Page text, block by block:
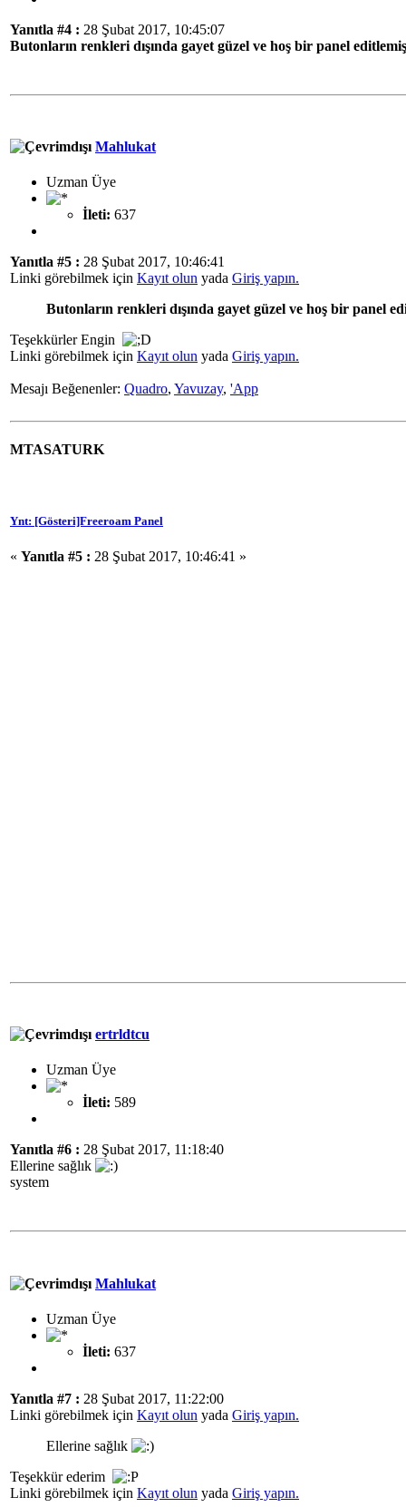
Yanıtla #4 : 28 Şubat 2017, 10:45:07
Butonların renkleri dışında gayet güzel ve hoş bir panel
Mahlukat
Uzman Üye
İleti: 637
Yanıtla #5 : 28 Şubat 2017, 10:46:41
Linki görebilmek için Kayıt olun yada Giriş yapın.
Butonların renkleri dışında gayet güzel ve hoş bir panel
Teşekkürler Engin
Linki görebilmek için Kayıt olun yada Giriş yapın.
Mesajı Beğenenler: Quadro, Yavuzay, 'App
MTASATURK
Ynt: [Gösteri]Freeroam Panel
« Yanıtla #5 : 28 Şubat 2017, 10:46:41 »
ertrldtcu
Uzman Üye
İleti: 589
Yanıtla #6 : 28 Şubat 2017, 11:18:40
Ellerine sağlık
system
Mahlukat
Uzman Üye
İleti: 637
Yanıtla #7 : 28 Şubat 2017, 11:22:00
Linki görebilmek için Kayıt olun yada Giriş yapın.
Ellerine sağlık
Teşekkür ederim
Linki görebilmek için Kayıt olun yada Giriş yapın.